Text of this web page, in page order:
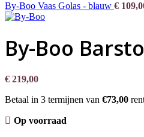
By-Boo Vaas Golas - blauw €
By-Boo
€ 219,00
Betaal in 3 termijnen van €73,00
Op voorraad